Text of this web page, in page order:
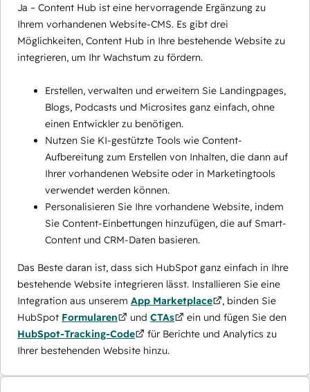
Ja – Content Hub ist eine hervorragende Ergänzung zu
Ihrem vorhandenen Website-CMS. Es gibt drei
Möglichkeiten, Content Hub in Ihre bestehende Website zu
integrieren, um Ihr Wachstum zu fördern.
Erstellen, verwalten und erweitern Sie Landingpages,
Blogs, Podcasts und Microsites ganz einfach, ohne
einen Entwickler zu benötigen.
Nutzen Sie KI-gestützte Tools wie Content-
Aufbereitung zum Erstellen von Inhalten, die dann auf
Ihrer vorhandenen Website oder in Marketingtools
verwendet werden können.
Personalisieren Sie Ihre vorhandene Website, indem
Sie Content-Einbettungen hinzufügen, die auf Smart-
Content und CRM-Daten basieren.
Das Beste daran ist, dass sich HubSpot ganz einfach in Ihre
bestehende Website integrieren lässt. Installieren Sie eine
Integration aus unserem App Marketplace
, binden Sie
HubSpot Formularen und CTAs
ein und fügen Sie den
HubSpot-Tracking-Code
für Berichte und Analytics zu
Ihrer bestehenden Website hinzu.